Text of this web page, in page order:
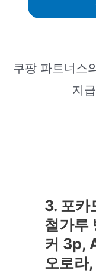
쿠팡 파트너스
지
3. 포카
철가루
커 3p,
오로라